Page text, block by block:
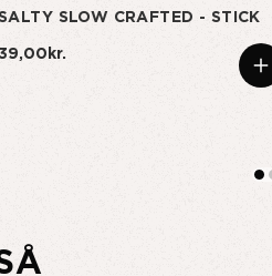
SLOW CRAFTED - STICK